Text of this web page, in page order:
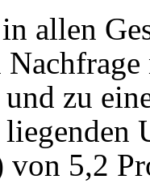
allen
zu
5,2